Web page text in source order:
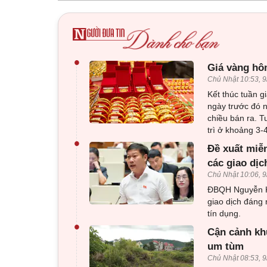
• Giá vàng
Chủ Nhật 10:53,
Kết thúc tuần
ngày trước đó
chiều bán ra.
trì ở khoảng 3-
•
Đề xuất
các giao
Chủ Nhật 10:06,
ĐBQH Nguyễn
giao dịch đáng
tín dụng.
•
Cận cảnh
um tùm
Chủ Nhật 08:53,